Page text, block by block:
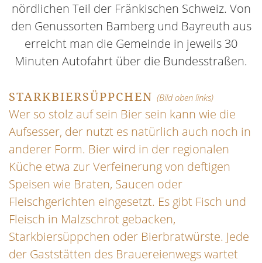
nördlichen Teil der Fränkischen Schweiz. Von
den Genussorten Bamberg und Bayreuth aus
erreicht man die Gemeinde in jeweils 30
Minuten Autofahrt über die Bundesstraßen.
STARKBIERSÜPPCHEN (Bild oben links)
Wer so stolz auf sein Bier sein kann wie die
Aufsesser, der nutzt es natürlich auch noch in
anderer Form. Bier wird in der regionalen
Küche etwa zur Verfeinerung von deftigen
Speisen wie Braten, Saucen oder
Fleischgerichten eingesetzt. Es gibt Fisch und
Fleisch in Malzschrot gebacken,
Starkbiersüppchen oder Bierbratwürste. Jede
der Gaststätten des Brauereienwegs wartet